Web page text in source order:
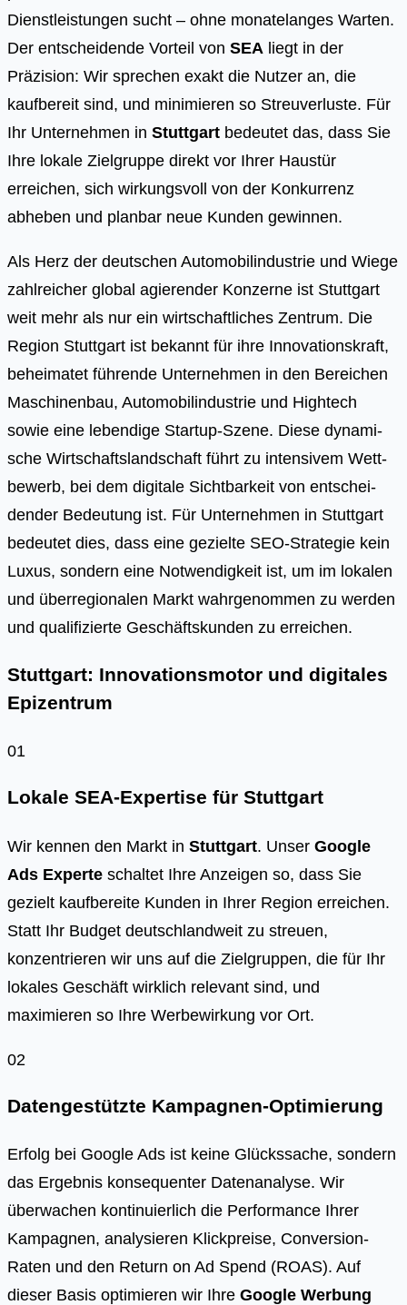
Dienstleistungen sucht – ohne monatelanges Warten.
Der entscheidende Vorteil von SEA liegt in der
Präzision: Wir sprechen exakt die Nutzer an, die
kaufbereit sind, und minimieren so Streuverluste. Für
Ihr Unternehmen in Stuttgart bedeutet das, dass Sie
Ihre lokale Zielgruppe direkt vor Ihrer Haustür
erreichen, sich wirkungsvoll von der Konkurrenz
abheben und planbar neue Kunden gewinnen.
Als Herz der deut­schen Auto­mo­bil­in­dus­trie und Wie­ge
zahl­rei­cher glo­bal agie­ren­der Kon­zer­ne ist Stutt­gart
weit mehr als nur ein wirt­schaft­li­ches Zen­trum. Die
Regi­on Stutt­gart ist bekannt für ihre Inno­va­ti­ons­kraft,
behei­ma­tet füh­ren­de Unter­neh­men in den Berei­chen
Maschi­nen­bau, Auto­mo­bil­in­dus­trie und High­tech
sowie eine leben­di­ge Start­up-Sze­ne. Die­se dyna­mi­
sche Wirt­schafts­land­schaft führt zu inten­si­vem Wett­
be­werb, bei dem digi­ta­le Sicht­bar­keit von ent­schei­
den­der Bedeu­tung ist. Für Unter­neh­men in Stutt­gart
bedeu­tet dies, dass eine geziel­te SEO-Stra­te­gie kein
Luxus, son­dern eine Not­wen­dig­keit ist, um im loka­len
und über­re­gio­na­len Markt wahr­ge­nom­men zu wer­den
und qua­li­fi­zier­te Geschäfts­kun­den zu errei­chen.
Stuttgart: Innovationsmotor und digitales
Epizentrum
01
Lokale SEA-Expertise für Stuttgart
Wir kennen den Markt in Stuttgart. Unser Google
Ads Experte schaltet Ihre Anzeigen so, dass Sie
gezielt kaufbereite Kunden in Ihrer Region erreichen.
Statt Ihr Budget deutschlandweit zu streuen,
konzentrieren wir uns auf die Zielgruppen, die für Ihr
lokales Geschäft wirklich relevant sind, und
maximieren so Ihre Werbewirkung vor Ort.
02
Datengestützte Kampagnen-Optimierung
Erfolg bei Google Ads ist keine Glückssache, sondern
das Ergebnis konsequenter Datenanalyse. Wir
überwachen kontinuierlich die Performance Ihrer
Kampagnen, analysieren Klickpreise, Conversion-
Raten und den Return on Ad Spend (ROAS). Auf
dieser Basis optimieren wir Ihre Google Werbung